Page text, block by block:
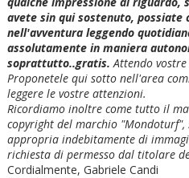
avete sin qui sostenuto, possiate
nell'avventura leggendo
assolutamente in maniera
soprattutto..gratis. Attendo
Proponetele qui sotto nell'area
leggere le vostre attenzioni.
Ricordiamo inoltre come tutto il
copyright del marchio
appropria indebitamente di
richiesta di permesso dal titolare
Cordialmente, Gabriele Candi